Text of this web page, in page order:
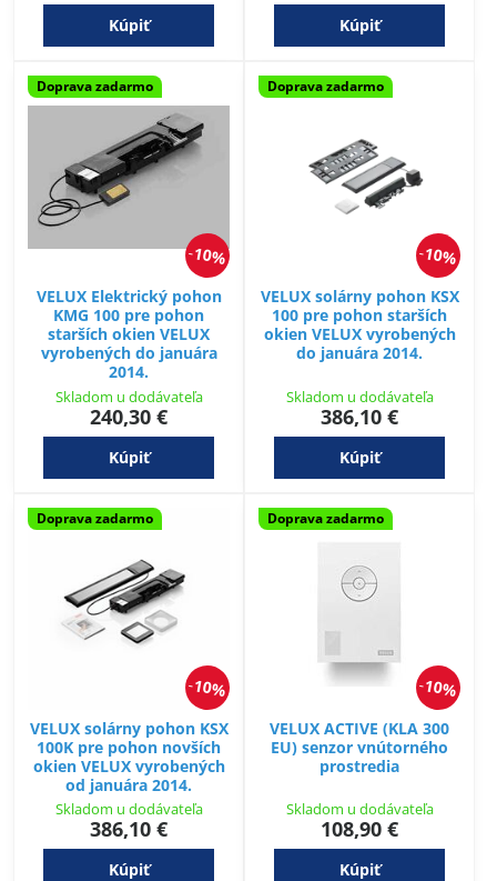
Kúpiť Kúpiť
10%
Doprava zadarmo
VELUX Elektrický pohon
KMG 100 pre pohon
starších okien VELUX
vyrobených do januára
2014.
Skladom u dodávateľa
240,30 €
Kúpiť
10%
Doprava zadarmo
VELUX solárny pohon KSX
100 pre pohon starších
okien VELUX vyrobených
do januára 2014.
Skladom u dodávateľa
386,10 €
Kúpiť
10%
Doprava zadarmo
VELUX solárny pohon KSX
100K pre pohon novších
okien VELUX vyrobených
od januára 2014.
Skladom u dodávateľa
386,10 €
Kúpiť
10%
Doprava zadarmo
VELUX ACTIVE (KLA 300
EU) senzor vnútorného
prostredia
Skladom u dodávateľa
108,90 €
Kúpiť